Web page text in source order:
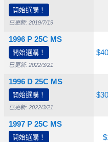
開始選購！
已更新: 2019/7/19
1996 P 25C MS
開始選購！
已更新: 2022/3/21
1996 D 25C MS
開始選購！
已更新: 2022/3/21
1997 P 25C MS
開始選購！
$10.00
$12.50
$10.00